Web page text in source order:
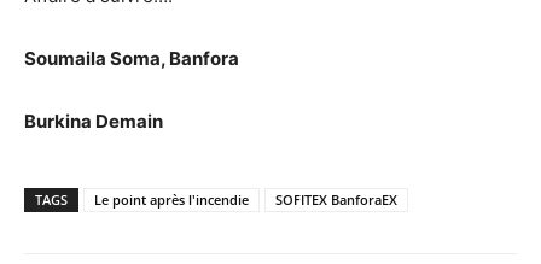
Soumaila Soma, Banfora
Burkina Demain
TAGS Le point après l'incendie SOFITEX BanforaEX